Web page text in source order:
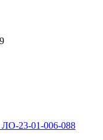
23-01-006-088